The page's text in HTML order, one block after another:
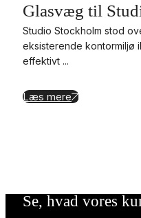
Glasvæg til
Studio Stockholm stod
eksisterende
effektivt ...
Læs mere
Se, hvad vores